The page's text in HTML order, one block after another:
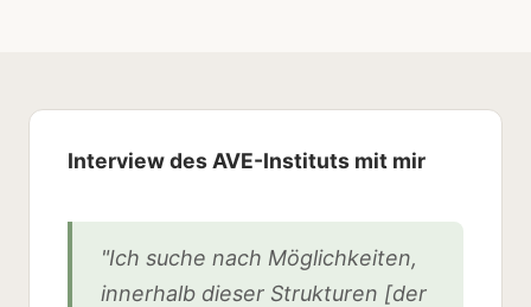
Interview des AVE-Instituts mit mir
"Ich suche nach Möglichkeiten,
innerhalb dieser Strukturen [der